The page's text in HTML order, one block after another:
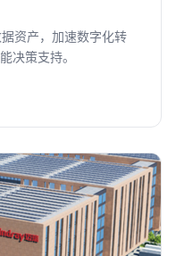
资产，加速数字化转
决策支持。